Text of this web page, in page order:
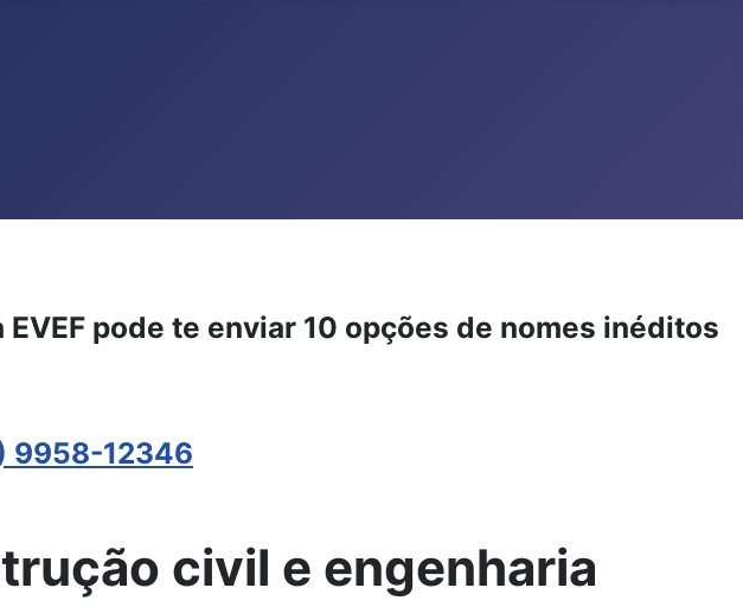
pode te enviar 10 opções de nomes inéditos
9958-12346
civil e engenharia